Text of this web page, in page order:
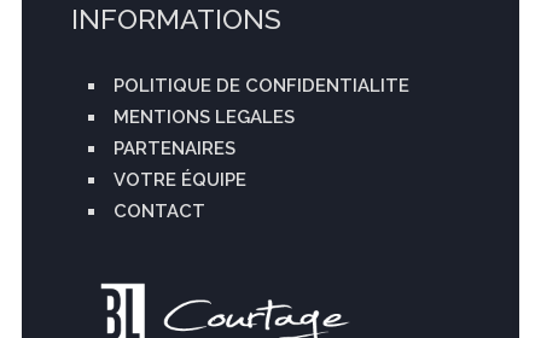
INFORMATIONS
POLITIQUE DE CONFIDENTIALITE
MENTIONS LEGALES
PARTENAIRES
VOTRE ÉQUIPE
CONTACT